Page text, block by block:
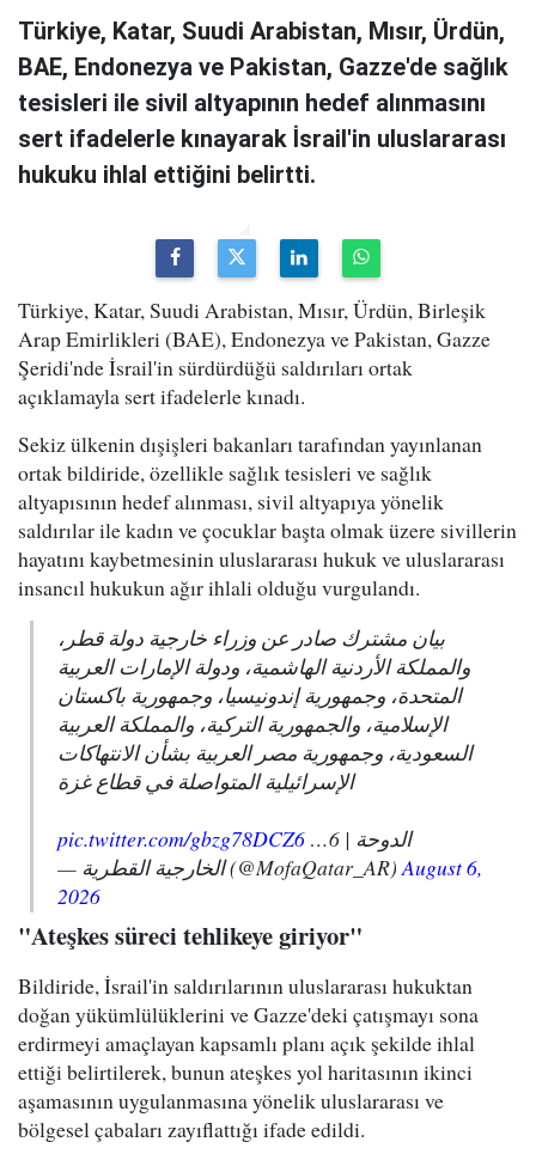
Türkiye, Katar, Suudi Arabistan, Mısır, Ürdün,
BAE, Endonezya ve Pakistan, Gazze'de sağlık
tesisleri ile sivil altyapının hedef alınmasını
sert ifadelerle kınayarak İsrail'in uluslararası
hukuku ihlal ettiğini belirtti.
Türkiye, Katar, Suudi Arabistan, Mısır, Ürdün, Birleşik
Arap Emirlikleri (BAE), Endonezya ve Pakistan, Gazze
Şeridi'nde İsrail'in sürdürdüğü saldırıları ortak
açıklamayla sert ifadelerle kınadı.
Sekiz ülkenin dışişleri bakanları tarafından yayınlanan
ortak bildiride, özellikle sağlık tesisleri ve sağlık
altyapısının hedef alınması, sivil altyapıya yönelik
saldırılar ile kadın ve çocuklar başta olmak üzere sivillerin
hayatını kaybetmesinin uluslararası hukuk ve uluslararası
insancıl hukukun ağır ihlali olduğu vurgulandı.
بيان مشترك صادر عن وزراء خارجية دولة قطر،
والمملكة الأردنية الهاشمية، ودولة الإمارات العربية
المتحدة، وجمهورية إندونيسيا، وجمهورية باكستان
الإسلامية، والجمهورية التركية، والمملكة العربية
السعودية، وجمهورية مصر العربية بشأن الانتهاكات
الإسرائيلية المتواصلة في قطاع غزة
الدوحة | 6…
pic.twitter.com/gbzg78DCZ6
— الخارجية القطرية (@MofaQatar_AR) August 6,
2026
"Ateşkes süreci tehlikeye giriyor"
Bildiride, İsrail'in saldırılarının uluslararası hukuktan
doğan yükümlülüklerini ve Gazze'deki çatışmayı sona
erdirmeyi amaçlayan kapsamlı planı açık şekilde ihlal
ettiği belirtilerek, bunun ateşkes yol haritasının ikinci
aşamasının uygulanmasına yönelik uluslararası ve
bölgesel çabaları zayıflattığı ifade edildi.